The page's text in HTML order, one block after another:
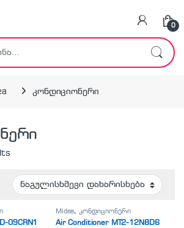
0
კონდიციონერი
09CRN1
Midea,კონდიციონერი
Air Conditioner MT2-12N8D6